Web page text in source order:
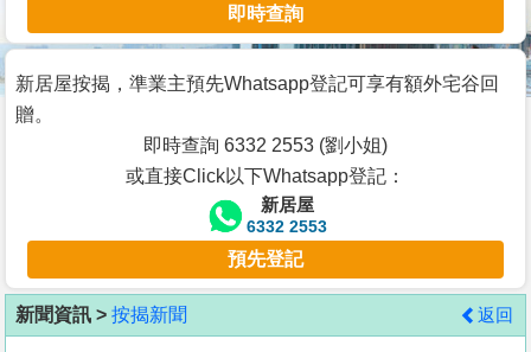
宅
谷
按
客
地
即時查詢
新居屋按揭，準業主預先Whatsapp登記可享有額外宅谷回
贈。
即時查詢 6332 2553 (劉小姐)
或直接Click以下Whatsapp登記：
新居屋
6332 2553
預先登記
新聞資訊 > 按揭新聞 返回